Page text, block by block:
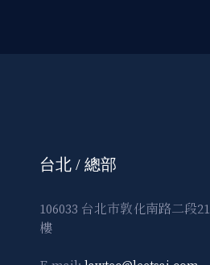
台北 / 總部
106033 台北市敦化南路二段
樓